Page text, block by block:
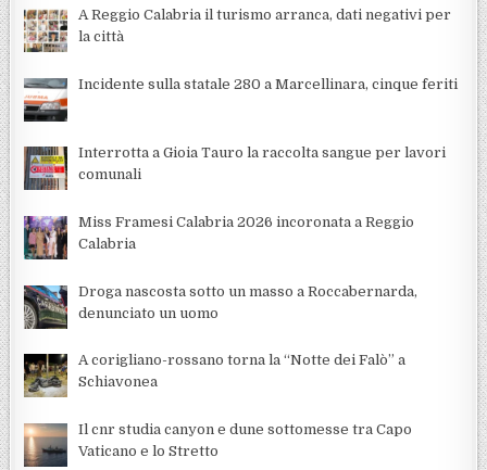
A Reggio Calabria il turismo arranca, dati negativi per
la città
Incidente sulla statale 280 a Marcellinara, cinque feriti
Interrotta a Gioia Tauro la raccolta sangue per lavori
comunali
Miss Framesi Calabria 2026 incoronata a Reggio
Calabria
Droga nascosta sotto un masso a Roccabernarda,
denunciato un uomo
A corigliano-rossano torna la “Notte dei Falò” a
Schiavonea
Il cnr studia canyon e dune sottomesse tra Capo
Vaticano e lo Stretto